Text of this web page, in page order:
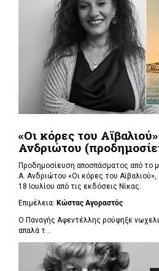
«Οι κόρες του
Ανδριώτου
Προδημοσίευση αποσπάσματος από το
Α. Ανδριώτου «Οι κόρες του Αϊβαλιού»,
18 Ιουλίου από τις εκδόσεις Νίκας.
Επιμέλεια: Κώστας Αγοραστός
Ο Παναγής Αφεντέλλης ρούφηξε
απαλά τ...